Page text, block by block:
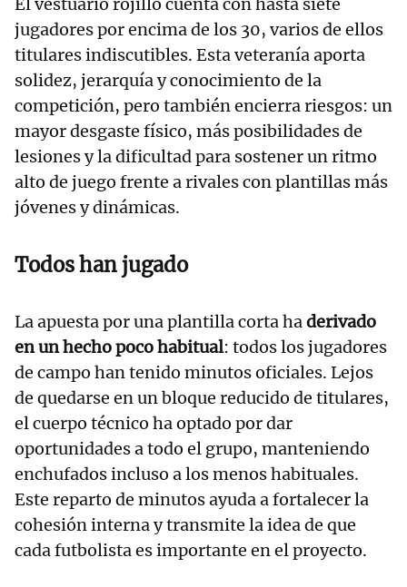
El vestuario rojillo cuenta con hasta siete
jugadores por encima de los 30, varios de ellos
titulares indiscutibles. Esta veteranía aporta
solidez, jerarquía y conocimiento de la
competición, pero también encierra riesgos: un
mayor desgaste físico, más posibilidades de
lesiones y la dificultad para sostener un ritmo
alto de juego frente a rivales con plantillas más
jóvenes y dinámicas.
Todos han jugado
La apuesta por una plantilla corta haderivado
en un hecho poco habitual: todos los jugadores
de campo han tenido minutos oficiales. Lejos
de quedarse en un bloque reducido de titulares,
el cuerpo técnico ha optado por dar
oportunidades a todo el grupo, manteniendo
enchufados incluso a los menos habituales.
Este reparto de minutos ayuda a fortalecer la
cohesión interna y transmite la idea de que
cada futbolista es importante en el proyecto.